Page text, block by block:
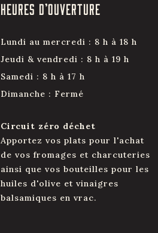
HEURES D’OUVERTURE
Lundi au mercredi : 8 h à 18 h
Jeudi & vendredi : 8 h à 19 h
Samedi : 8 h à 17 h
Dimanche : Fermé
Circuit zéro déchet
Apportez vos plats pour l'achat
de vos fromages et charcuteries
ainsi que vos bouteilles pour les
huiles d'olive et vinaigres
balsamiques en vrac.